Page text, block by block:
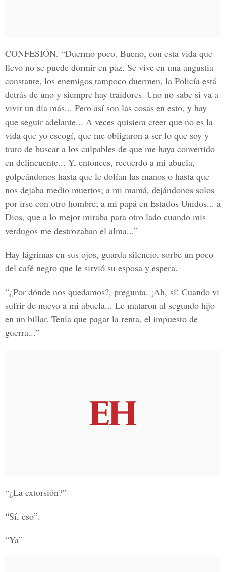
CONFESIÓN. “Duermo poco. Bueno, con esta vida que
llevo no se puede dormir en paz. Se vive en una angustia
constante, los enemigos tampoco duermen, la Policía está
detrás de uno y siempre hay traidores. Uno no sabe si va a
vivir un día más... Pero así son las cosas en esto, y hay
que seguir adelante... A veces quisiera creer que no es la
vida que yo escogí, que me obligaron a ser lo que soy y
trato de buscar a los culpables de que me haya convertido
en delincuente... Y, entonces, recuerdo a mi abuela,
golpeándonos hasta que le dolían las manos o hasta que
nos dejaba medio muertos; a mi mamá, dejándonos solos
por irse con otro hombre; a mi papá en Estados Unidos... a
Dios, que a lo mejor miraba para otro lado cuando mis
verdugos me destrozaban el alma...”
Hay lágrimas en sus ojos, guarda silencio, sorbe un poco
del café negro que le sirvió su esposa y espera.
“¿Por dónde nos quedamos?, pregunta. ¡Ah, sí! Cuando vi
sufrir de nuevo a mi abuela... Le mataron al segundo hijo
en un billar. Tenía que pagar la renta, el impuesto de
guerra...”
“¿La extorsión?”
“Sí, eso”.
“Ya”